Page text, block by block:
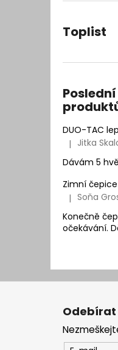
Toplist
Hodnocení
| Jitka
Dávám 5
Zimní čepice
Hodnocení
| Soňa
Konečně
očekávání.
Z